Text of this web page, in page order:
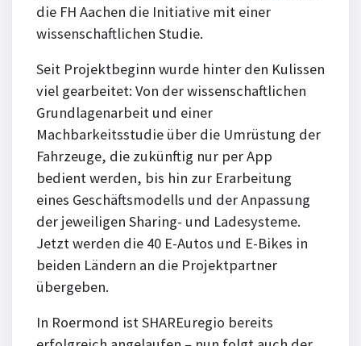
die FH Aachen die Initiative mit einer
wissenschaftlichen Studie.
Seit Projektbeginn wurde hinter den Kulissen
viel gearbeitet: Von der wissenschaftlichen
Grundlagenarbeit und einer
Machbarkeitsstudie über die Umrüstung der
Fahrzeuge, die zukünftig nur per App
bedient werden, bis hin zur Erarbeitung
eines Geschäftsmodells und der Anpassung
der jeweiligen Sharing- und Ladesysteme.
Jetzt werden die 40 E-Autos und E-Bikes in
beiden Ländern an die Projektpartner
übergeben.
In Roermond ist SHAREuregio bereits